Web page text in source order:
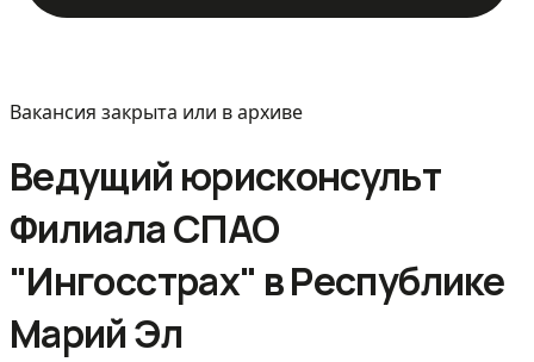
Вакансия закрыта или в архиве
Ведущий юрисконсульт
Филиала СПАО
"Ингосстрах" в Республике
Марий Эл